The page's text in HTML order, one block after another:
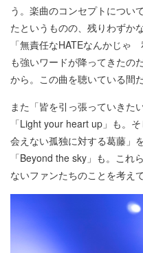
う。楽曲のコンセプトについ
たというものの、残りわずか
「無責任なHATEなんかじゃ
も強いワードが降ってきたの
から。この曲を聴いている間
また「皆を引っ張っていきた
「Light your heart up」も。
会えない孤独に対する葛藤」
「Beyond the sky」も。これ
ないファンたちのことを考え